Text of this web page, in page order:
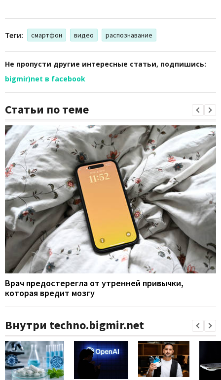
Теги: смартфон видео распознавание
Не пропусти другие интересные статьи, подпишись:
bigmir)net в facebook
Статьи по теме
Врач предостерегла от утренней привычки,
которая вредит мозгу
Внутри techno.bigmir.net